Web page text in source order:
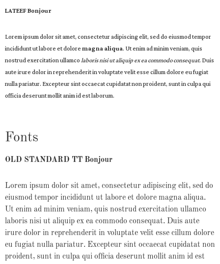
LATEEF Bonjour
Lorem ipsum dolor sit amet, consectetur adipiscing elit, sed do eiusmod tempor
incididunt ut labore et doloremagna aliqua. Ut enim ad minim veniam, quis
nostrud exercitation ullamcolaboris nisi ut aliquip ex ea commodo consequat. Duis
aute irure dolor in reprehenderit in voluptate velit esse cillum dolore eu fugiat
nulla pariatur. Excepteur sint occaecat cupidatat non proident, sunt in culpa qui
officia deserunt mollit anim id est laborum.
Fonts
OLD STANDARD TT Bonjour
Lorem ipsum dolor sit amet, consectetur adipiscing elit, sed do
eiusmod tempor incididunt ut labore et dolore magna aliqua.
Ut enim ad minim veniam, quis nostrud exercitation ullamco
laboris nisi ut aliquip ex ea commodo consequat. Duis aute
irure dolor in reprehenderit in voluptate velit esse cillum dolore
eu fugiat nulla pariatur. Excepteur sint occaecat cupidatat non
proident, sunt in culpa qui officia deserunt mollit anim id est